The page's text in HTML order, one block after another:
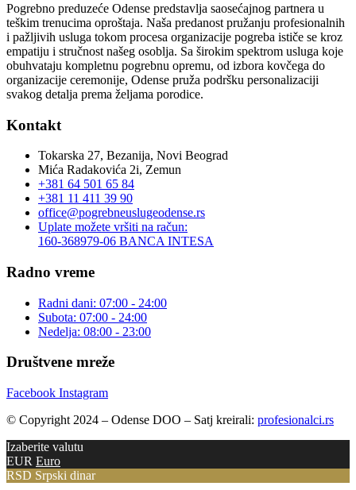
Pogrebno preduzeće Odense predstavlja saosećajnog partnera u
teškim trenucima oproštaja. Naša predanost pružanju profesionalnih
i pažljivih usluga tokom procesa organizacije pogreba ističe se kroz
empatiju i stručnost našeg osoblja. Sa širokim spektrom usluga koje
obuhvataju kompletnu pogrebnu opremu, od izbora kovčega do
organizacije ceremonije, Odense pruža podršku personalizaciji
svakog detalja prema željama porodice.
Kontakt
Tokarska 27, Bezanija, Novi Beograd
Mića Radakovića 2i, Zemun
+381 64 501 65 84
+381 11 411 39 90
office@pogrebneuslugeodense.rs
Uplate možete vršiti na račun:
160-368979-06 BANCA INTESA
Radno vreme
Radni dani: 07:00 - 24:00
Subota: 07:00 - 24:00
Nedelja: 08:00 - 23:00
Društvene mreže
Facebook Instagram
© Copyright 2024 – Odense DOO – Satj kreirali: profesionalci.rs
Izaberite valutu
EUR Euro
RSD Srpski dinar